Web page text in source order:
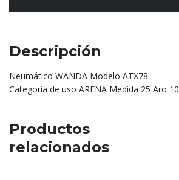
Descripción
Neumático WANDA Modelo ATX78
Categoría de uso ARENA Medida 25 Aro 10
Productos
relacionados